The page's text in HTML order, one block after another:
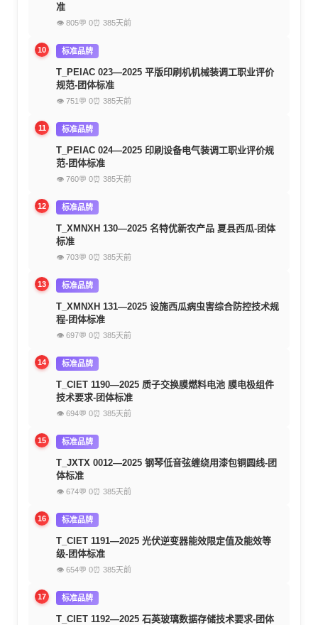
准
👁 805💬 0⏰ 385天前
10 标准品牌
T_PEIAC 023—2025 平版印刷机机械装调工职业评价
规范-团体标准
👁 751 💬 0⏰ 385天前
11 标准品牌
T_PEIAC 024—2025 印刷设备电气装调工职业评价规
范-团体标准
👁 760💬 0⏰ 385天前
12 标准品牌
T_XMNXH 130—2025 名特优新农产品 夏县西瓜-团体
标准
👁 703💬 0⏰ 385天前
13 标准品牌
T_XMNXH 131—2025 设施西瓜病虫害综合防控技术规
程-团体标准
👁 697💬 0⏰ 385天前
14 标准品牌
T_CIET 1190—2025 质子交换膜燃料电池 膜电极组件
技术要求-团体标准
👁 694💬 0⏰ 385天前
15 标准品牌
T_JXTX 0012—2025 钢琴低音弦缠绕用漆包铜圆线-团
体标准
👁 674💬 0⏰ 385天前
16 标准品牌
T_CIET 1191—2025 光伏逆变器能效限定值及能效等
级-团体标准
👁 654💬 0⏰ 385天前
17 标准品牌
T_CIET 1192—2025 石英玻璃数据存储技术要求-团体